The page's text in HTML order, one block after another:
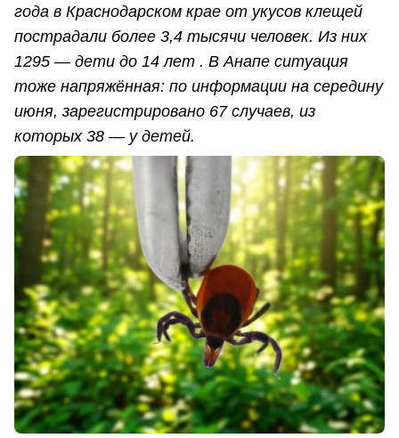
года в Краснодарском крае от укусов клещей
пострадали более 3,4 тысячи человек. Из них
1295 — дети до 14 лет . В Анапе ситуация
тоже напряжённая: по информации на середину
июня, зарегистрировано 67 случаев, из
которых 38 — у детей.